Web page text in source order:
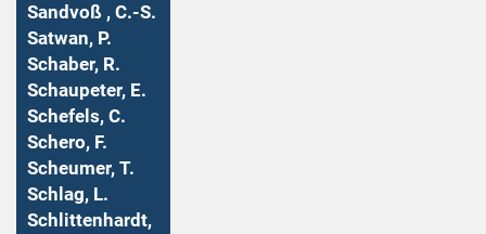
Sandvoß , C.-S.
Satwan, P.
Schaber, R.
Schaupeter, E.
Schefels, C.
Schero, F.
Scheumer, T.
Schlag, L.
Schlittenhardt,